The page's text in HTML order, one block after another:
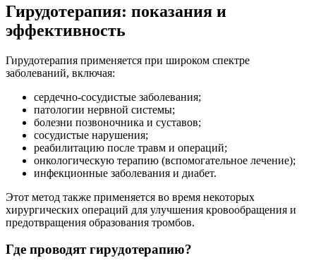
Гирудотерапия: показания и
эффективность
Гирудотерапия применяется при широком спектре
заболеваний, включая:
сердечно-сосудистые заболевания;
патологии нервной системы;
болезни позвоночника и суставов;
сосудистые нарушения;
реабилитацию после травм и операций;
онкологическую терапию (вспомогательное лечение);
инфекционные заболевания и диабет.
Этот метод также применяется во время некоторых
хирургических операций для улучшения кровообращения и
предотвращения образования тромбов.
Где проводят гирудотерапию?